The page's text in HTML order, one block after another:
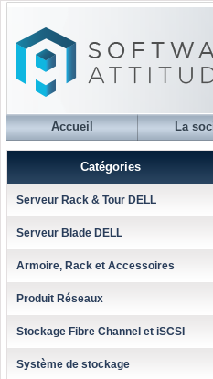
Accueil La
Catégories
Serveur Rack & Tour DELL
Serveur Blade DELL
Armoire, Rack et Accessoires
Produit Réseaux
Stockage Fibre Channel et iSCSI
Système de stockage